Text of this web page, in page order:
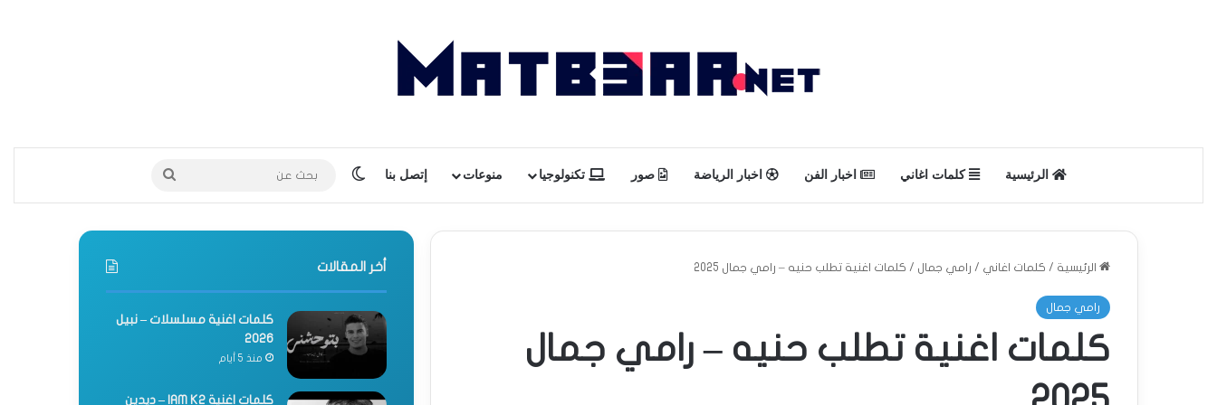
الرئيسية كلمات اغاني اخبار الفن اخبار الرياضة صور تكنولوجيا منوعات إتصل بنا الوضع المظلم بحث
عن
الرئيسية / كلمات اغاني / رامي جمال / كلمات اغنية تطلب حنيه – رامي جمال 2025
رامي جمال
كلمات اغنية تطلب حنيه – رامي جمال
أخر المقالات
كلمات اغنية مسلسلات – نبيل
2026
منذ 5 أيام
كلمات اغنية IAM K2 – ديدين